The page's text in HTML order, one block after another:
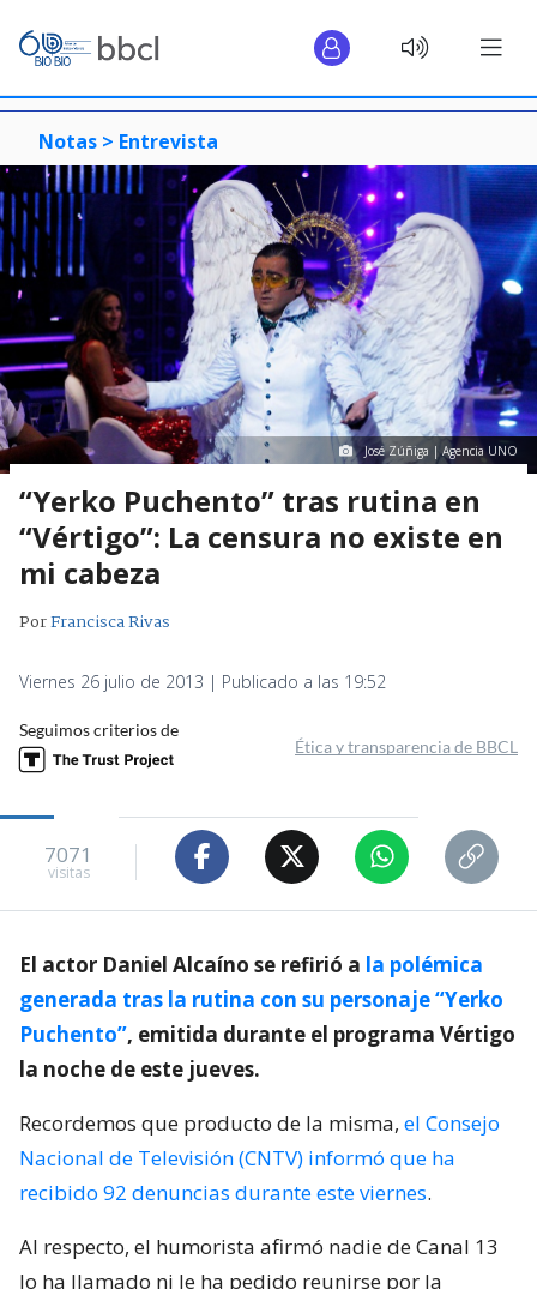
Notas > Entrevista
José Zúñiga | Agencia UNO
“Yerko Puchento” tras rutina en
“Vértigo”: La censura no existe en
mi cabeza
PorFrancisca Rivas
Viernes 26 julio de 2013 | Publicado a las 19:52
Seguimos criterios de
Ética y transparencia de BBCL
7071
visitas
El actor Daniel Alcaíno se refirió a la polémica
generada tras la rutina con su personaje “Yerko
Puchento”, emitida durante el programa Vértigo
la noche de este jueves.
Recordemos que producto de la misma, el Consejo
Nacional de Televisión (CNTV) informó que ha
recibido 92 denuncias durante este viernes.
Al respecto, el humorista afirmó nadie de Canal 13
lo ha llamado ni le ha pedido reunirse por la